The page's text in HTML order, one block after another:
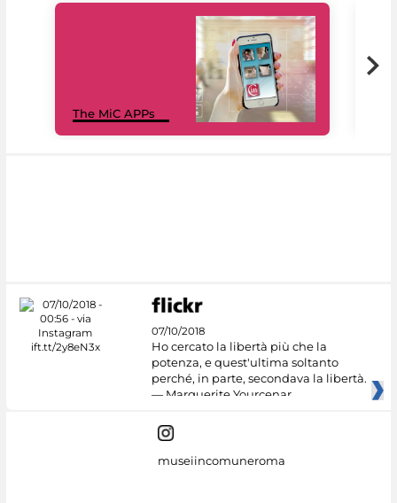
The MiC APPs
07/10/2018
Ho cercato la libertà più che la
potenza, e quest'ultima soltanto
perché, in parte, secondava la libertà.
— Marguerite Yourcenar
museiincomuneroma